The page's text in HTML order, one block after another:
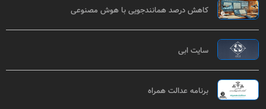
کاهش درصد همانندجویی با هوش مصنوعی
سایت ابی
برنامه عدالت همراه